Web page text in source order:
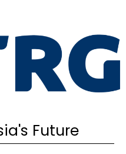
Future